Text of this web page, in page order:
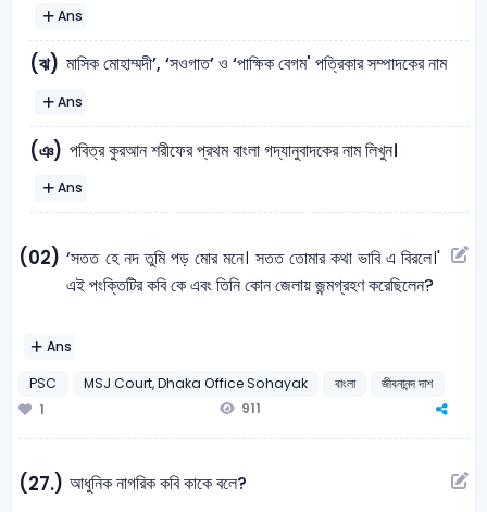
Ans
(ঝ) মাসিক মােহাম্মদী’, ‘সওগাত’ ও ‘পাক্ষিক বেগম' পত্রিকার সম্পাদকের নাম
Ans
(ঞ) পবিত্র কুরআন শরীফের প্রথম বাংলা গদ্যানুবাদকের নাম লিখুন।
Ans
(02) ‘সতত হে নদ তুমি পড় মোর মনে। সতত তোমার কথা ভাবি এ বিরলে।'
এই পংক্তিটির কবি কে এবং তিনি কোন জেলায় জন্মগ্রহণ করেছিলেন?
Ans
PSC
MSJ Court, Dhaka Office Sohayak বাংলা
জীবনানন্দ দাশ
1
911
(27.) আধুনিক নাগরিক কবি কাকে বলে?